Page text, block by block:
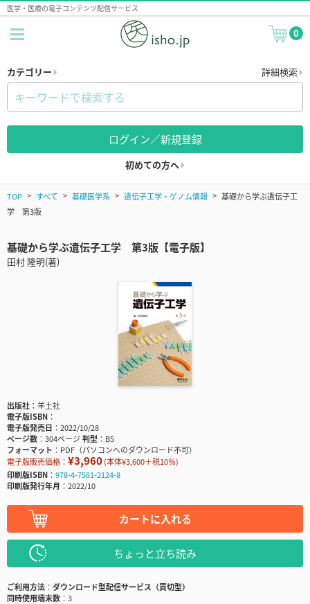
医学・医療の電子コンテンツ配信サービス
0
カテゴリー 詳細検索
ログイン／新規登録
初めての方へ
TOP すべて 基礎医学系 遺伝子工学・ゲノム情報
基礎から学ぶ遺伝子工
学 第3版
基礎から学ぶ遺伝子工学 第3版【電子版】
田村 隆明(著)
出版社
羊土社
電子版ISBN
電子版発売日
2022/10/28
ページ数
304ページ判型
B5
フォーマット
PDF（パソコンへのダウンロード不可）
電子版販売価格： ¥3,960(本体¥3,600＋税10％)
印刷版ISBN
978-4-7581-2124-8
印刷版発行年月
2022/10
カートに入れる
ちょっと立ち読み
ご利用方法
ダウンロード型配信サービス（買切型）
同時使用端末数
3